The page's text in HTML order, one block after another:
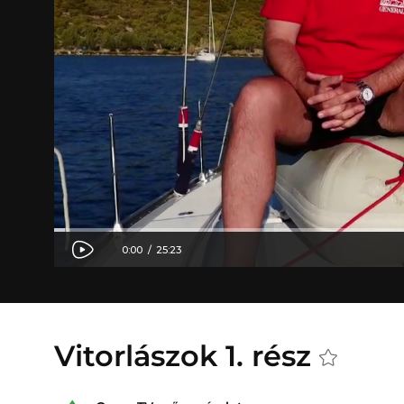
Vitorlászok 1. rész